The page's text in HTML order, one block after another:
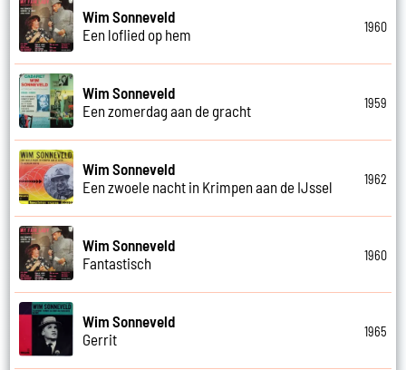
Wim Sonneveld
Een loflied op hem
1960
Wim Sonneveld
Een zomerdag aan de gracht
1959
Wim Sonneveld
Een zwoele nacht in Krimpen aan de IJssel
1962
Wim Sonneveld
Fantastisch
1960
Wim Sonneveld
Gerrit
1965